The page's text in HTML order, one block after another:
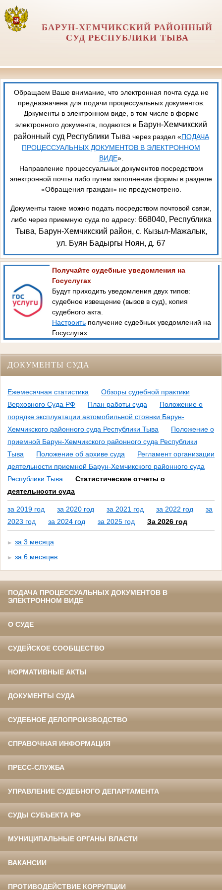
БАРУН-ХЕМЧИКСКИЙ РАЙОННЫЙ
СУД РЕСПУБЛИКИ ТЫВА
Обращаем Ваше внимание, что электронная почта суда не
предназначена для подачи процессуальных документов.
Документы в электронном виде, в том числе в форме
электронного документа, подаются в Барун-Хемчикский
районный суд Республики Тывачерез раздел «ПОДАЧА
ПРОЦЕССУАЛЬНЫХ ДОКУМЕНТОВ В ЭЛЕКТРОННОМ
ВИДЕ».
Направление процессуальных документов посредством
электронной почты либо путем заполнения формы в разделе
«Обращения граждан» не предусмотрено.
Документы также можно подать посредством почтовой связи,
либо через приемную суда по адресу: 668040, Республика
Тыва, Барун-Хемчикский район, с. Кызыл-Мажалык,
ул. Буян Бадыргы Ноян, д. 67
Получайте судебные уведомления на
Госуслугах
Будут приходить уведомления двух типов:
судебное извещение (вызов в суд), копия
судебного акта.
Настроить получение судебных уведомлений на
Госуслугах
ДОКУМЕНТЫ СУДА
Ежемесячная статистика
Обзоры судебной практики
Верховного Суда РФ
План работы суда
Положение о
порядке эксплуатации автомобильной стоянки Барун-
Хемчикского районного суда Республики Тыва
Положение о
приемной Барун-Хемчикского районного суда Республики
Тыва
Положение об архиве суда
Регламент организации
деятельности приемной Барун-Хемчикского районного суда
Республики Тыва
Статистические отчеты о
деятельности суда
за 2019 год за 2020 год за 2021 год за 2022 год
за
2023 год
за 2024 год за 2025 год За 2026 год
за 3 месяца
за 6 месяцев
ПОДАЧА ПРОЦЕССУАЛЬНЫХ ДОКУМЕНТОВ В
ЭЛЕКТРОННОМ ВИДЕ
О СУДЕ
СУДЕЙСКОЕ СООБЩЕСТВО
НОРМАТИВНЫЕ АКТЫ
ДОКУМЕНТЫ СУДА
СУДЕБНОЕ ДЕЛОПРОИЗВОДСТВО
СПРАВОЧНАЯ ИНФОРМАЦИЯ
ПРЕСС-СЛУЖБА
УПРАВЛЕНИЕ СУДЕБНОГО ДЕПАРТАМЕНТА
СУДЫ СУБЪЕКТА РФ
МУНИЦИПАЛЬНЫЕ ОРГАНЫ ВЛАСТИ
ВАКАНСИИ
ПРОТИВОДЕЙСТВИЕ КОРРУПЦИИ